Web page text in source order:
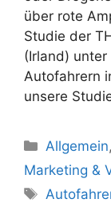
über rote
Studie der
(Irland)
Autofahrern
unsere
Kategorien
Allgemein,
Marketing &